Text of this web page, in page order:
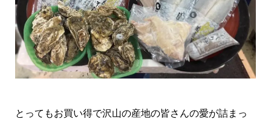
とってもお買い得で沢山の産地の皆さんの愛が詰まっ